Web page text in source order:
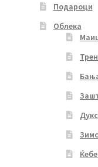
Подароци
Облека